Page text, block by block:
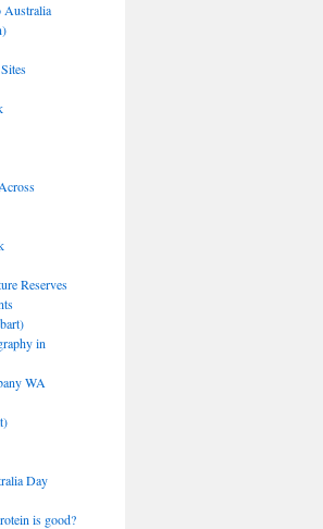
Australia
Reserves
in
WA
Day
is good?